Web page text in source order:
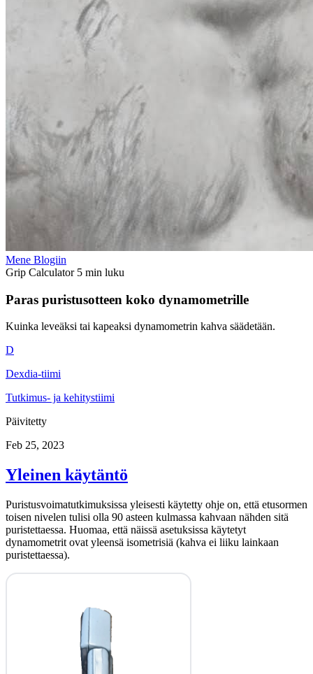
Mene Blogiin
Grip Calculator5 min luku
Paras puristusotteen koko dynamometrille
Kuinka leveäksi tai kapeaksi dynamometrin kahva säädetään.
D
Dexdia-tiimi
Tutkimus- ja kehitystiimi
Päivitetty
Feb 25, 2023
Yleinen käytäntö
Puristusvoimatutkimuksissa yleisesti käytetty ohje on, että etusormen
toisen nivelen tulisi olla 90 asteen kulmassa kahvaan nähden sitä
puristettaessa. Huomaa, että näissä asetuksissa käytetyt
dynamometrit ovat yleensä isometrisiä (kahva ei liiku lainkaan
puristettaessa).